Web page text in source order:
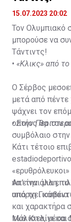
15.07.2023 20:02
Τον Ολυμπιακό
μπορούσε να
Τάντιντς!
• «Κλικς» από
Ο Σέρβος
μετά από πέντε
ψάχνει τον
οποίος θα του
συμβόλαιο
•Στην
Κάτι τέτοιο
να είναι μια
υπάρχει
Απ' την άλλη, το
από τη
και χαρακτήρα
των Κιελίνι
Μάλιστα, μέσα